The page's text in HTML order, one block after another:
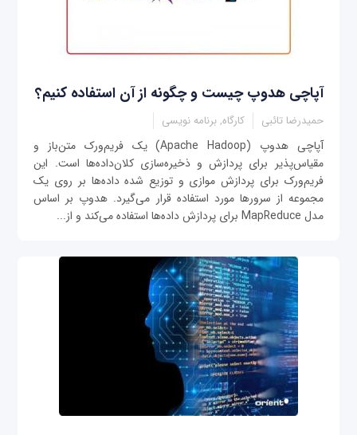
آپاچی هدوپ چیست و چگونه از آن استفاده کنیم؟
حمیدرضا تائبی کارگاه, برنامه نویسی
آپاچی هدوپ (Apache Hadoop) یک فریم‌ورک متن‌باز و
مقیاس‌پذیر برای پردازش و ذخیره‌سازی کلان‌داده‌ها است. این
فریم‌ورک برای پردازش موازی و توزیع شده داده‌ها بر روی یک
مجموعه از سرورها مورد استفاده قرار می‌گیرد. هدوپ بر اساس
مدل MapReduce برای پردازش داده‌ها استفاده می‌کند و از...